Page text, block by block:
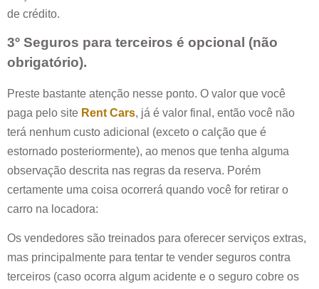
de crédito.
3º Seguros para terceiros é opcional (não
obrigatório).
Preste bastante atenção nesse ponto. O valor que você
paga pelo site Rent Cars, já é valor final, então você não
terá nenhum custo adicional (exceto o calção que é
estornado posteriormente), ao menos que tenha alguma
observação descrita nas regras da reserva. Porém
certamente uma coisa ocorrerá quando você for retirar o
carro na locadora:
Os vendedores são treinados para oferecer serviços extras,
mas principalmente para tentar te vender seguros contra
terceiros (caso ocorra algum acidente e o seguro cobre os